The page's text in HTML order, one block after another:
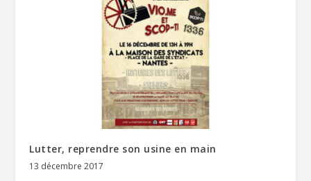
Lutter, reprendre son usine en main
13 décembre 2017